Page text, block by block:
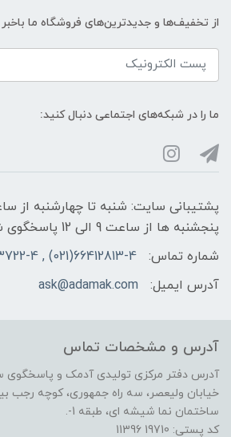
از تخفیف‌ها و جدیدترین‌های فروشگاه ما
ما را در شبکه‌های اجتماعی دنبال کنید:
پنجشنبه ها از ساعت 9 الی 12 پاسخگوی شما هستیم.
شماره تماس:
66412813-4(021) , 66953722-4(021)
آدرس ایمیل:
ask@adamak.com
آدرس و مشخصات تماس
آدرس دفتر مرکزی تولیدی آدمک و
خیابان ولیعصر، سه راه جمهوری، کوچه رجب
ساختمان نما شیشه ای، طبقه 1-.
کد پستی: 19710 11396